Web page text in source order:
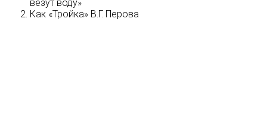
везут воду»
Как «Тройка» В.Г. Перова